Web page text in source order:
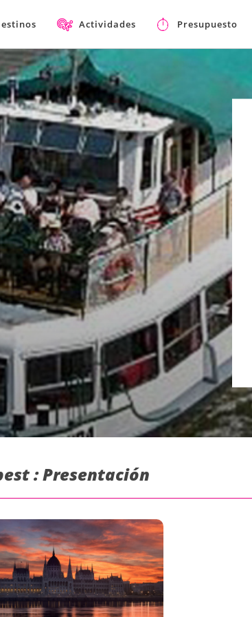
Actividades Presupuesto
: Presentación